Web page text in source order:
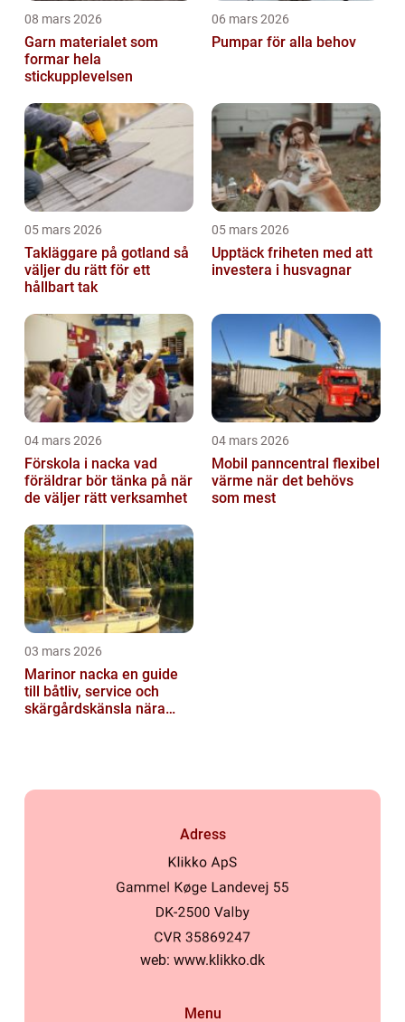
08 mars 2026
Garn materialet som
formar hela
stickupplevelsen
06 mars 2026
Pumpar för alla behov
05 mars 2026
Takläggare på gotland så
väljer du rätt för ett
hållbart tak
05 mars 2026
Upptäck friheten med att
investera i husvagnar
04 mars 2026
Förskola i nacka vad
föräldrar bör tänka på när
de väljer rätt verksamhet
04 mars 2026
Mobil panncentral flexibel
värme när det behövs
som mest
03 mars 2026
Marinor nacka en guide
till båtliv, service och
skärgårdskänsla nära
Adress
web: www.klikko.dk
Menu